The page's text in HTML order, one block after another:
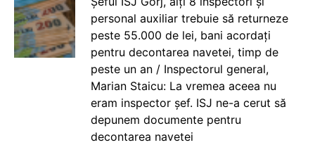
personal auxiliar trebuie să returneze
peste 55.000 de lei, bani acordați
pentru decontarea navetei, timp de
peste un an / Inspectorul general,
Marian Staicu: La vremea aceea nu
eram inspector șef. ISJ ne-a cerut să
depunem documente pentru
decontarea navetei